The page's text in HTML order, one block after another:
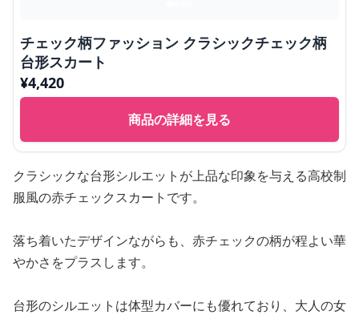
チェック柄ファッション クラシックチェック柄
台形スカート
¥4,420
商品の詳細を見る
クラシックな台形シルエットが上品な印象を与える高校制
服風の赤チェックスカートです。
落ち着いたデザインながらも、赤チェックの柄が程よい華
やかさをプラスします。
台形のシルエットは体型カバーにも優れており、大人の女